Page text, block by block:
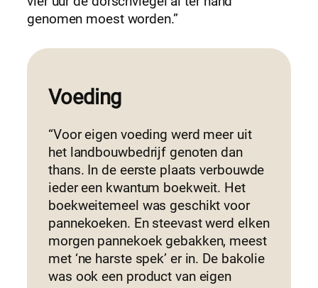
genomen moest worden.”
Voeding
“Voor eigen voeding werd meer uit
het landbouwbedrijf genoten dan
thans. In de eerste plaats verbouwde
ieder een kwantum boekweit. Het
boekweitemeel was geschikt voor
pannekoeken. En steevast werd elken
morgen pannekoek gebakken, meest
met ‘ne harste spek’ er in. De bakolie
was ook een product van eigen